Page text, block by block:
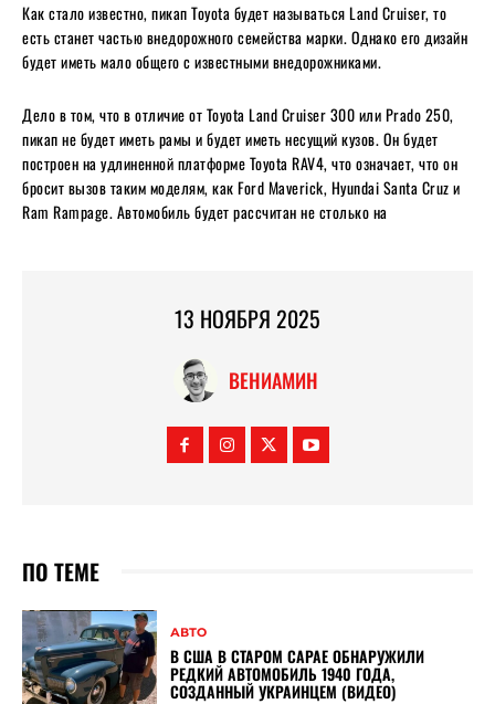
Как стало известно, пикап Toyota будет называться Land Cruiser, то
есть станет частью внедорожного семейства марки. Однако его дизайн
будет иметь мало общего с известными внедорожниками.
Дело в том, что в отличие от Toyota Land Cruiser 300 или Prado 250,
пикап не будет иметь рамы и будет иметь несущий кузов. Он будет
построен на удлиненной платформе Toyota RAV4, что означает, что он
бросит вызов таким моделям, как Ford Maverick, Hyundai Santa Cruz и
Ram Rampage. Автомобиль будет рассчитан не столько на
13 НОЯБРЯ 2025
ВЕНИАМИН
ПО ТЕМЕ
АВТО
В США В СТАРОМ САРАЕ ОБНАРУЖИЛИ
РЕДКИЙ АВТОМОБИЛЬ 1940 ГОДА,
СОЗДАННЫЙ УКРАИНЦЕМ (ВИДЕО)